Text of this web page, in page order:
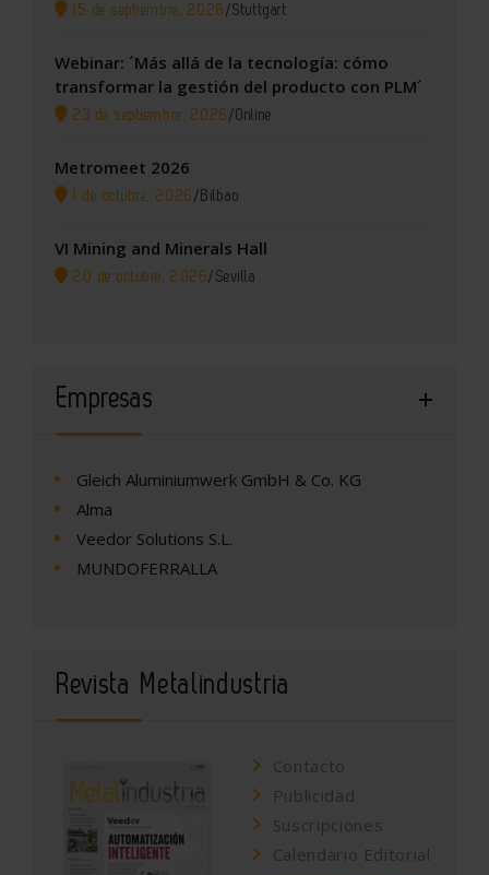
15 de septiembre, 2026 /Stuttgart
Webinar: ´Más allá de la tecnología: cómo
transformar la gestión del producto con PLM´
23 de septiembre, 2026 /Online
Metromeet 2026
1 de octubre, 2026 / Bilbao
VI Mining and Minerals Hall
20 de octubre, 2026/ Sevilla
Empresas
Gleich Aluminiumwerk GmbH & Co. KG
Alma
Veedor Solutions S.L.
MUNDOFERRALLA
Revista Metalindustria
Contacto
Publicidad
Suscripciones
Calendario Editorial